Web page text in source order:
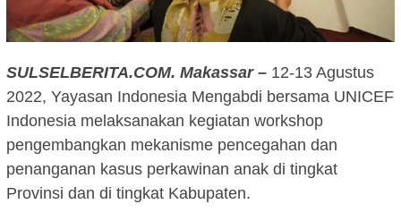
SULSELBERITA.COM. Makassar – 12-13 Agustus
2022, Yayasan Indonesia Mengabdi bersama UNICEF
Indonesia melaksanakan kegiatan workshop
pengembangkan mekanisme pencegahan dan
penanganan kasus perkawinan anak di tingkat
Provinsi dan di tingkat Kabupaten.